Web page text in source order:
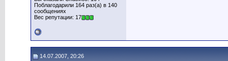
Поблагодарили 164 раз(а) в 140
сообщениях
Вес репутации: 17
14.07.2007, 20:26